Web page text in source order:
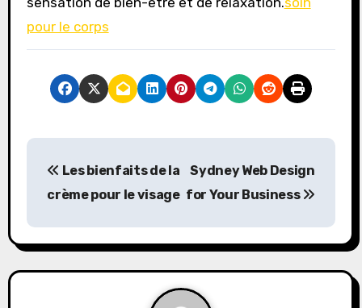
pour le corps
P
s
t
Les bienfaits de la
crème pour le visage
Sydney Web Design
for Your Business